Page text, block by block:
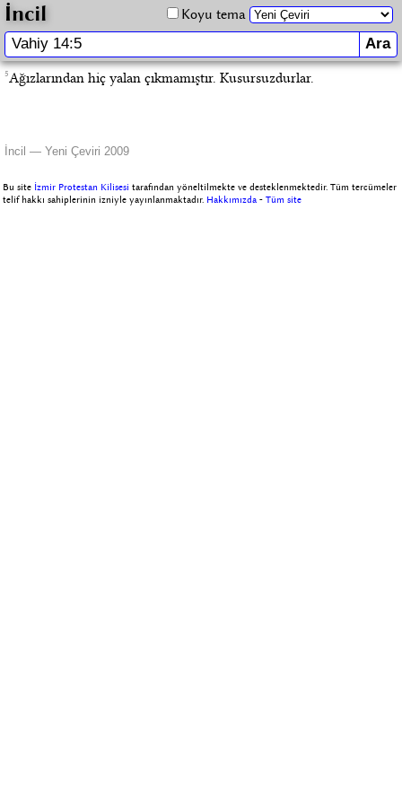
İncil Koyu tema
5Ağızlarından hiç yalan çıkmamıştır. Kusursuzdurlar.
İncil — Yeni Çeviri 2009
Bu site İzmir Protestan Kilisesi tarafından yöneltilmekte ve desteklenmektedir. Tüm tercümeler
telif hakkı sahiplerinin izniyle yayınlanmaktadır. Hakkımızda -Tüm site